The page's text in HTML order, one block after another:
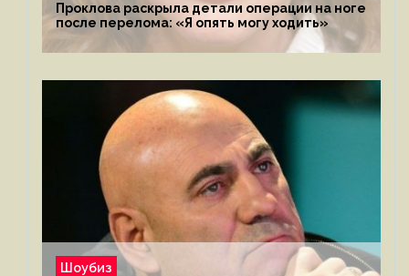
Проклова раскрыла детали операции на ноге
после перелома: «Я опять могу ходить»
Шоубиз